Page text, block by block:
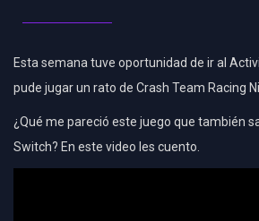
Esta semana tuve oportunidad de ir al
pude jugar un rato de Crash Team Racing
¿Qué me pareció este juego que también
Switch? En este video les cuento.